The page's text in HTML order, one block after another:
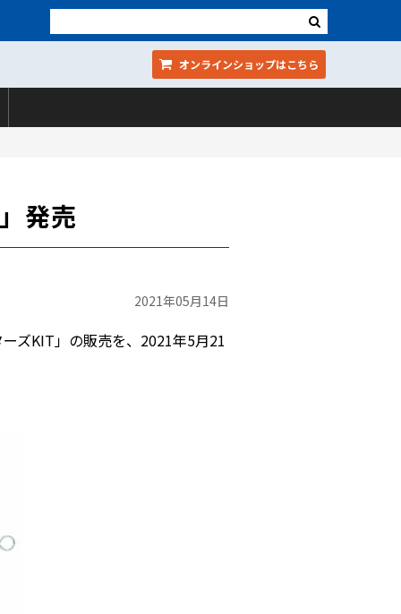
オンラインショップはこちら
発売
2021年05月14日
ズKIT」の販売を、2021年5月21